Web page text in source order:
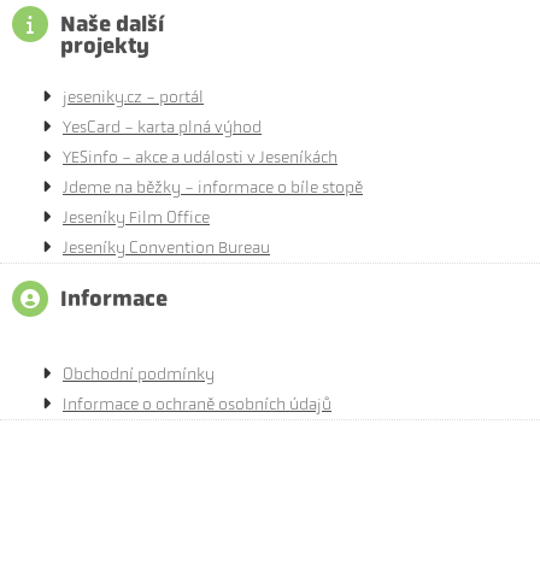
Naše další
projekty
jeseniky.cz - portál
YesCard - karta plná výhod
YESinfo - akce a události v Jeseníkách
Jdeme na běžky - informace o bíle stopě
Jeseníky Film Office
Jeseníky Convention Bureau
Informace
Obchodní podmínky
Informace o ochraně osobních údajů